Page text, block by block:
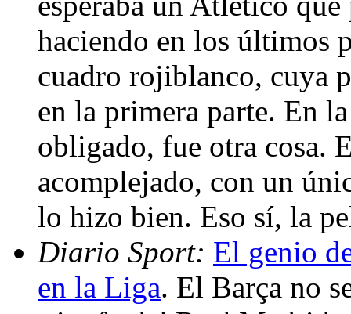
haciendo en los últimos
cuadro rojiblanco, cuya
en la primera parte. En
obligado, fue otra cosa.
acomplejado, con un
lo hizo bien. Eso sí, la
Diario Sport: El genio
en la Liga. El Barça no